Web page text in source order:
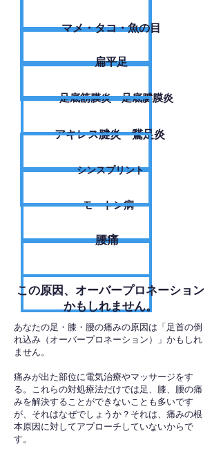
​マメ・タコ・魚の目
扁平足
足底筋膜炎・足底腱膜炎
アキレス腱炎・鵞足炎
シンスプリント
モートン病
腰痛
​この原因、オーバープロネーション
かもしれません。
あなたの足・膝・腰の痛みの原因は「足首の倒
れ込み（オーバープロネーション）」かもしれ
ません。
痛みが出た部位に電気治療やマッサージをす
る。これらの対処療法だけでは足、膝、腰の痛
みを解決することができないことも多いです
が、それはなぜでしょうか？それは、痛みの根
本原因に対してアプローチしていないからで
す。